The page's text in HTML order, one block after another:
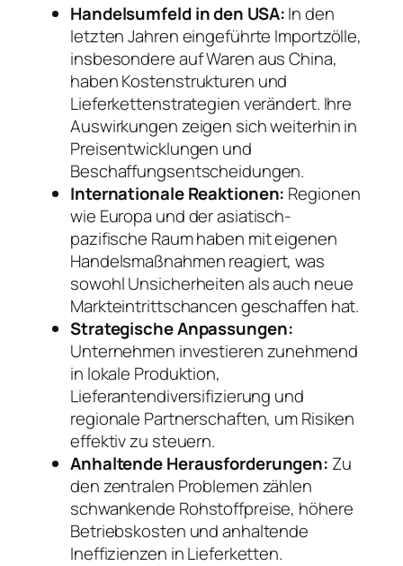
Handelsumfeld in den USA:In den
letzten Jahren eingeführte Importzölle,
insbesondere auf Waren aus China,
haben Kostenstrukturen und
Lieferkettenstrategien verändert. Ihre
Auswirkungen zeigen sich weiterhin in
Preisentwicklungen und
Beschaffungsentscheidungen.
Internationale Reaktionen: Regionen
wie Europa und der asiatisch-
pazifische Raum haben mit eigenen
Handelsmaßnahmen reagiert, was
sowohl Unsicherheiten als auch neue
Markteintrittschancen geschaffen hat.
Strategische Anpassungen:
Unternehmen investieren zunehmend
in lokale Produktion,
Lieferantendiversifizierung und
regionale Partnerschaften, um Risiken
effektiv zu steuern.
Anhaltende Herausforderungen: Zu
den zentralen Problemen zählen
schwankende Rohstoffpreise, höhere
Betriebskosten und anhaltende
Ineffizienzen in Lieferketten.